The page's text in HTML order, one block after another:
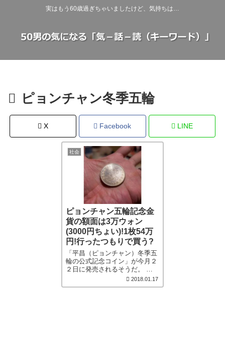
実はもう60歳過ぎちゃいましたけど、気持ちは…
ピョンチャン冬季五輪
X Facebook LINE
社会
ピョンチャン五輪記念金
貨の額面は3万ウォン
(3000円ちょい)!1枚54万
円!行ったつもりで買う?
「平昌（ピョンチャン）冬季五
輪の公式記念コイン」が今月２
２日に発売されるそうだ。 金
貨、と銀貨の2種［…続きを読
む］
2018.01.17